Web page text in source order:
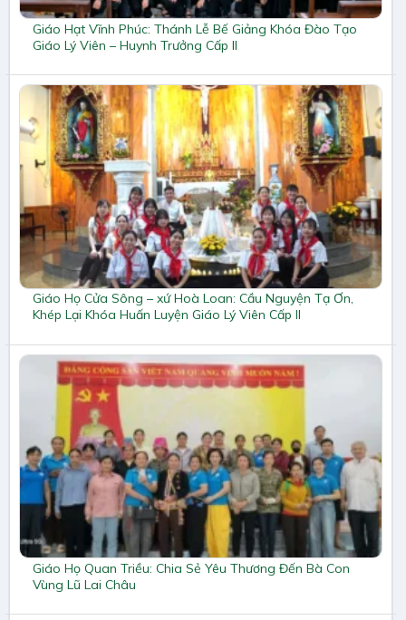
Giáo Hạt Vĩnh Phúc: Thánh Lễ Bế Giảng Khóa Đào Tạo
Giáo Lý Viên – Huynh Trưởng Cấp II
Giáo Họ Cửa Sông – xứ Hoà Loan: Cầu Nguyện Tạ Ơn,
Khép Lại Khóa Huấn Luyện Giáo Lý Viên Cấp II
Giáo Họ Quan Triều: Chia Sẻ Yêu Thương Đến Bà Con
Vùng Lũ Lai Châu